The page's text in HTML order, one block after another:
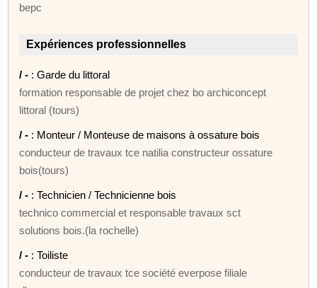
bepc
Expériences professionnelles
/ - : Garde du littoral
formation responsable de projet chez bo archiconcept
littoral (tours)
/ - : Monteur / Monteuse de maisons à ossature bois
conducteur de travaux tce natilia constructeur ossature
bois(tours)
/ - : Technicien / Technicienne bois
technico commercial et responsable travaux sct
solutions bois.(la rochelle)
/ - : Toiliste
conducteur de travaux tce société everpose filiale